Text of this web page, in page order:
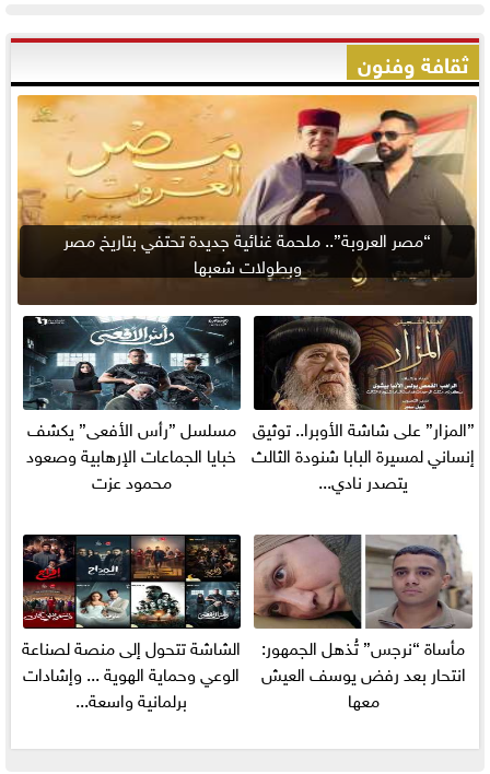
ثقافة وفنون
“مصر العروبة”.. ملحمة غنائية جديدة تحتفي بتاريخ مصر
وبطولات شعبها
”المزار” على شاشة الأوبرا.. توثيق
إنساني لمسيرة البابا شنودة الثالث
يتصدر نادي...
مسلسل ”رأس الأفعى” يكشف
خبايا الجماعات الإرهابية وصعود
محمود عزت
مأساة “نرجس” تُذهل الجمهور:
انتحار بعد رفض يوسف العيش
معها
الشاشة تتحول إلى منصة لصناعة
الوعي وحماية الهوية ... وإشادات
برلمانية واسعة...